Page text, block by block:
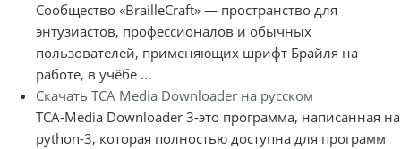
Сообщество «BrailleCraft» — пространство для
энтузиастов, профессионалов и обычных
пользователей, применяющих шрифт Брайля на
работе, в учёбе ...
Скачать TCA Media Downloader на русском
TCA-Media Downloader 3-это программа, написанная на
python-3, которая полностью доступна для программ